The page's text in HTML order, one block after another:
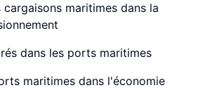
maritimes dans la
dans les ports maritimes
maritimes dans l'économie